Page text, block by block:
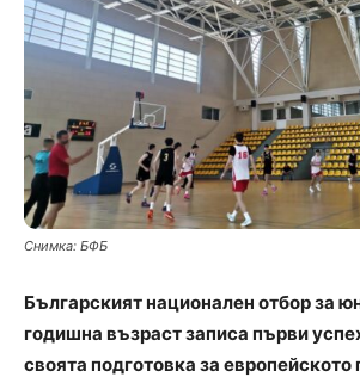
Снимка: БФБ
Българският национален отбор за
годишна възраст записа първи
своята подготовка за европейското